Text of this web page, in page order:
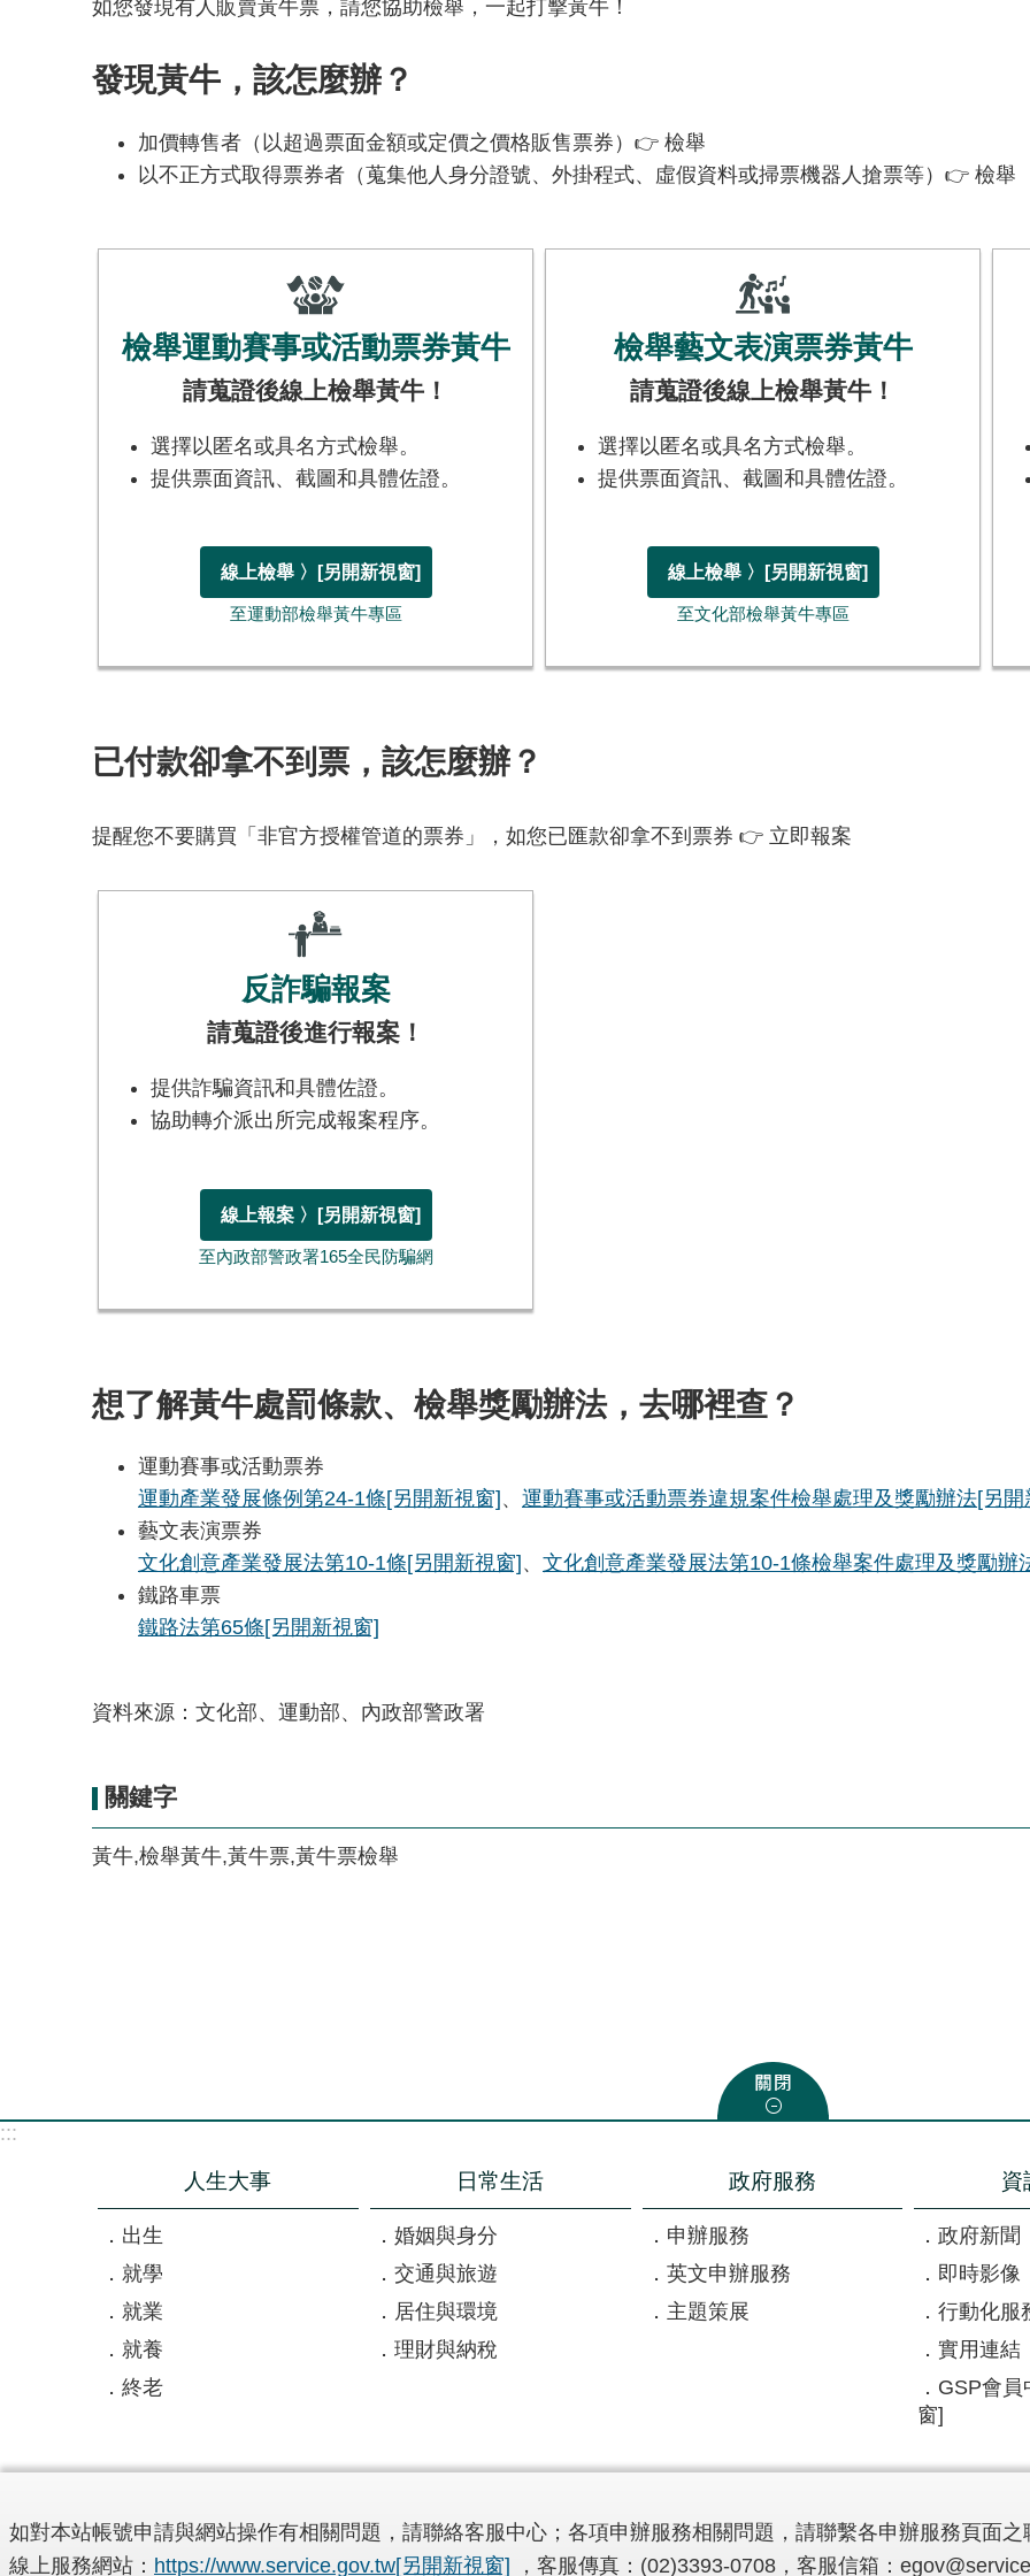
如您發現有人販賣黃牛票，請您協助檢舉，一起打擊黃牛！
發現黃牛，該怎麼辦？
加價轉售者（以超過票面金額或定價之價格販售票券）👉 檢舉
以不正方式取得票券者（蒐集他人身分證號、外掛程式、虛假資料或掃票機器人搶票等）👉 檢舉
檢舉運動賽事或活動票券黃牛
請蒐證後線上檢舉黃牛！
選擇以匿名或具名方式檢舉。
提供票面資訊、截圖和具體佐證。
線上檢舉 〉 [另開新視窗]
至運動部檢舉黃牛專區
檢舉藝文表演票券黃牛
請蒐證後線上檢舉黃牛！
選擇以匿名或具名方式檢舉。
提供票面資訊、截圖和具體佐證。
線上檢舉 〉 [另開新視窗]
至文化部檢舉黃牛專區
已付款卻拿不到票，該怎麼辦？
提醒您不要購買「非官方授權管道的票券」，如您已匯款卻拿不到票券 👉 立即報案
反詐騙報案
請蒐證後進行報案！
提供詐騙資訊和具體佐證。
協助轉介派出所完成報案程序。
線上報案 〉 [另開新視窗]
至內政部警政署165全民防騙網
想了解黃牛處罰條款、檢舉獎勵辦法，去哪裡查？
運動賽事或活動票券
運動產業發展條例第24-1條[另開新視窗] 、 運動賽事或活動票券違規案件檢舉處理及獎勵辦法[另
藝文表演票券
文化創意產業發展法第10-1條[另開新視窗] 、 文化創意產業發展法第10-1條檢舉案件處理及獎勵辦
鐵路車票
鐵路法第65條[另開新視窗]
資料來源：文化部、運動部、內政部警政署
關鍵字
黃牛,檢舉黃牛,黃牛票,黃牛票檢舉
:::
人生大事
出生
就學
就業
就養
終老
日常生活
婚姻與身分
交通與旅遊
居住與環境
理財與納稅
政府服務
申辦服務
英文申辦服務
主題策展
資
政府新聞
即時影像
行動化服
實用連結
GSP會員
窗]
如對本站帳號申請與網站操作有相關問題，請聯絡客服中心；各項申辦服務相關問題，請聯繫各申辦服務頁面之
線上服務網站： https://www.service.gov.tw[另開新視窗] ，客服傳真：(02)3393-0708，客服信箱：